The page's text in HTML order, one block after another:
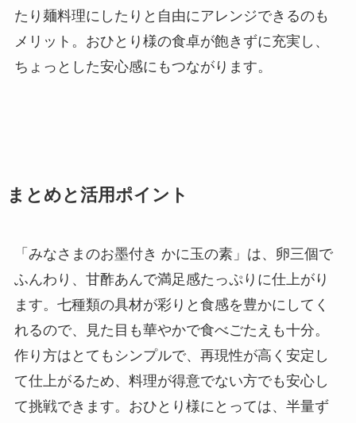
たり麺料理にしたりと自由にアレンジできるのも
メリット。おひとり様の食卓が飽きずに充実し、
ちょっとした安心感にもつながります。
まとめと活用ポイント
「みなさまのお墨付き かに玉の素」は、卵三個で
ふんわり、甘酢あんで満足感たっぷりに仕上がり
ます。七種類の具材が彩りと食感を豊かにしてく
れるので、見た目も華やかで食べごたえも十分。
作り方はとてもシンプルで、再現性が高く安定し
て仕上がるため、料理が得意でない方でも安心し
て挑戦できます。おひとり様にとっては、半量ず